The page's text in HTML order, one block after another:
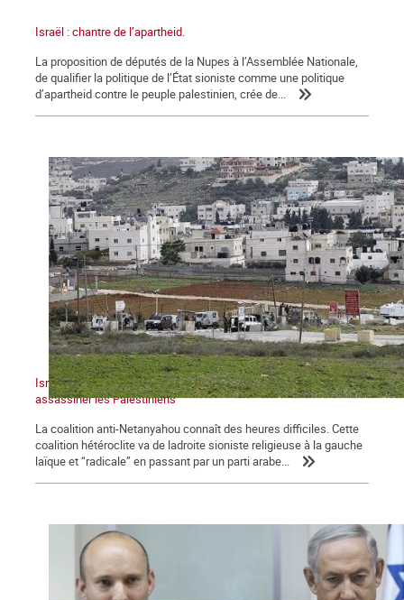
Israël : chantre de l’apartheid.
La proposition de députés de la Nupes à l’Assemblée Nationale,
de qualifier la politique de l’État sioniste comme une politique
d’apartheid contre le peuple palestinien, crée de...
Israël : un gouvernement dans la tempête qui continue à
assassiner les Palestiniens
La coalition anti-Netanyahou connaît des heures difficiles. Cette
coalition hétéroclite va de ladroite sioniste religieuse à la gauche
laïque et “radicale” en passant par un parti arabe...